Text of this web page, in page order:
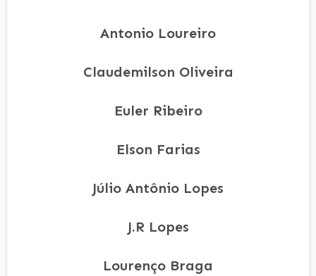
Antonio Loureiro
Claudemilson Oliveira
Euler Ribeiro
Elson Farias
Júlio Antônio Lopes
J.R Lopes
Lourenço Braga